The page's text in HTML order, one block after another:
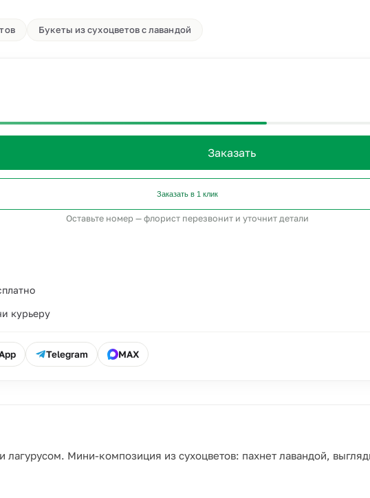
Букеты из сухоцветов с лавандой
Заказать
Заказать в 1 клик
Оставьте номер — флорист перезвонит и уточнит детали
курьеру
Telegram MAX
лагурусом. Мини-композиция из сухоцветов: пахнет лавандой,